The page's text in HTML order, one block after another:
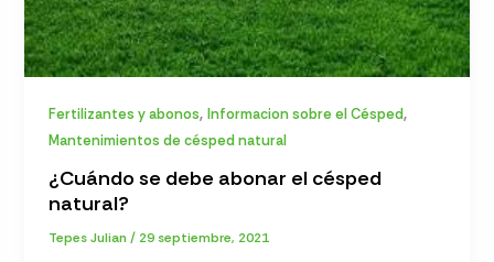
Fertilizantes y abonos,Informacion sobre el Césped,
Mantenimientos de césped natural
¿Cuándo se debe abonar el césped
natural?
Tepes Julian/ 29 septiembre, 2021